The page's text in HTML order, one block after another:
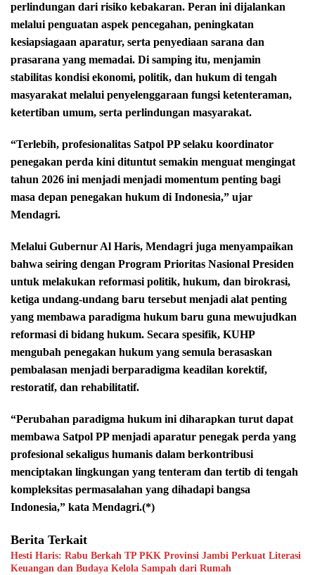
perlindungan dari risiko kebakaran. Peran ini dijalankan
melalui penguatan aspek pencegahan, peningkatan
kesiapsiagaan aparatur, serta penyediaan sarana dan
prasarana yang memadai. Di samping itu, menjamin
stabilitas kondisi ekonomi, politik, dan hukum di tengah
masyarakat melalui penyelenggaraan fungsi ketenteraman,
ketertiban umum, serta perlindungan masyarakat.
“Terlebih, profesionalitas Satpol PP selaku koordinator
penegakan perda kini dituntut semakin menguat mengingat
tahun 2026 ini menjadi menjadi momentum penting bagi
masa depan penegakan hukum di Indonesia,” ujar
Mendagri.
Melalui Gubernur Al Haris, Mendagri juga menyampaikan
bahwa seiring dengan Program Prioritas Nasional Presiden
untuk melakukan reformasi politik, hukum, dan birokrasi,
ketiga undang-undang baru tersebut menjadi alat penting
yang membawa paradigma hukum baru guna mewujudkan
reformasi di bidang hukum. Secara spesifik, KUHP
mengubah penegakan hukum yang semula berasaskan
pembalasan menjadi berparadigma keadilan korektif,
restoratif, dan rehabilitatif.
“Perubahan paradigma hukum ini diharapkan turut dapat
membawa Satpol PP menjadi aparatur penegak perda yang
profesional sekaligus humanis dalam berkontribusi
menciptakan lingkungan yang tenteram dan tertib di tengah
kompleksitas permasalahan yang dihadapi bangsa
Indonesia,” kata Mendagri.(*)
Berita Terkait
Hesti Haris: Rabu Berkah TP PKK Provinsi Jambi Perkuat Literasi
Keuangan dan Budaya Kelola Sampah dari Rumah